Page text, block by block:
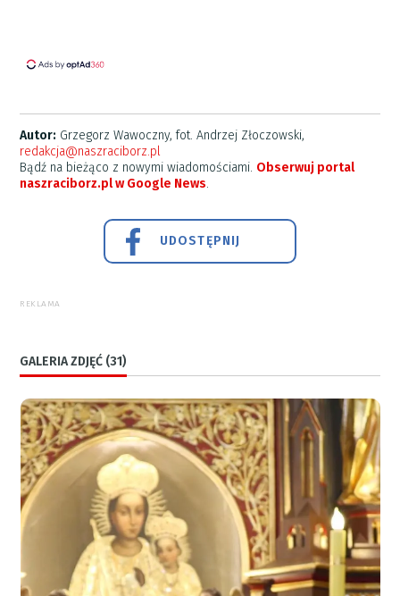
Autor: Grzegorz Wawoczny, fot. Andrzej Złoczowski,
redakcja@naszraciborz.pl
Bądź na bieżąco z nowymi wiadomościami. Obserwuj portal
naszraciborz.pl w Google News.
UDOSTĘPNIJ
REKLAMA
GALERIA ZDJĘĆ (31)